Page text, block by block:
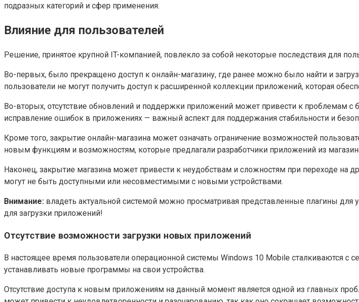
подразных категорий и сфер применения.
Влияние для пользователей
Решение, принятое крупной IT-компанией, повлекло за собой некоторые последствия для
Во-первых, было прекращено доступ к онлайн-магазину, где ранее можно было найти и
пользователи не могут получить доступ к расширенной коллекции приложений, которая
Во-вторых, отсутствие обновлений и поддержки приложений может привести к проблемам
исправление ошибок в приложениях — важный аспект для поддержания стабильности и
Кроме того, закрытие онлайн-магазина может означать ограничение возможностей
новым функциям и возможностям, которые предлагали разработчики приложений из
Наконец, закрытие магазина может привести к неудобствам и сложностям при переходе на
могут не быть доступными или несовместимыми с новыми устройствами.
Внимание: владеть актуальной системой можно просматривая представленные плагины
для загрузки приложений!
Отсутствие возможности загрузки новых приложений
В настоящее время пользователи операционной системы Windows 10 Mobile сталкиваются
устанавливать новые программы на свои устройства.
Отсутствие доступа к новым приложениям на данный момент является одной из главных